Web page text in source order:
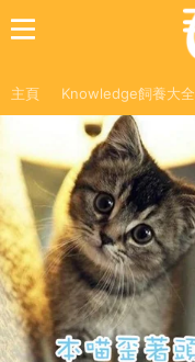
主頁 Knowledge飼養大全